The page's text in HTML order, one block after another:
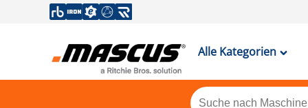
Alle Kategorien